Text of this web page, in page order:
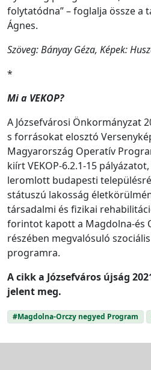
folytatódna” – foglalja össze a
Ágnes.
Szöveg: Bányay Géza, Képek:
*
Mi a VEKOP?
A Józsefvárosi Önkormányzat
s forrásokat elosztó
Magyarország Operatív
kiírt VEKOP-6.2.1-15
leromlott budapesti
státuszú lakosság
társadalmi és fizikai
forintot kapott a Magdolna-és
részében megvalósuló
programra.
A cikk a Józsefváros újság
jelent meg.
#Magdolna-Orczy negyed Program